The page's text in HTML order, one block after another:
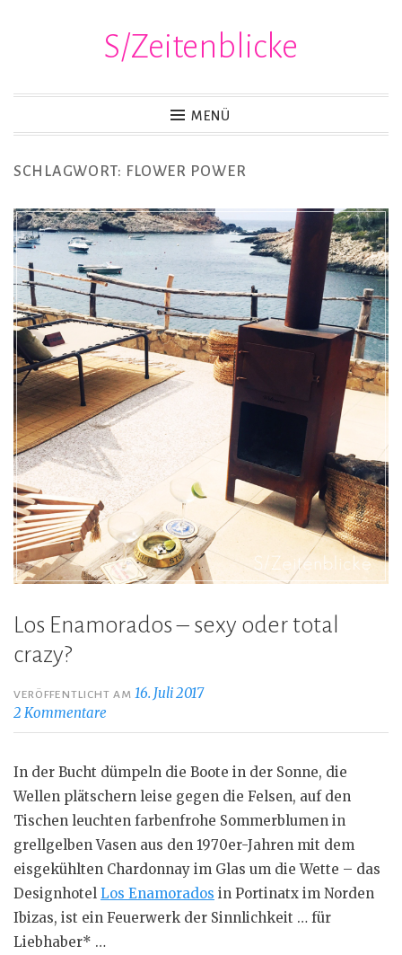
S/Zeitenblicke
MENÜ
SCHLAGWORT: FLOWER POWER
Los Enamorados – sexy oder total
crazy?
VERÖFFENTLICHT AM16. Juli 2017
2 Kommentare
In der Bucht dümpeln die Boote in der Sonne, die
Wellen plätschern leise gegen die Felsen, auf den
Tischen leuchten farbenfrohe Sommerblumen in
grellgelben Vasen aus den 1970er-Jahren mit dem
eisgekühlten Chardonnay im Glas um die Wette – das
Designhotel Los Enamorados in Portinatx im Norden
Ibizas, ist ein Feuerwerk der Sinnlichkeit … für
Liebhaber* …